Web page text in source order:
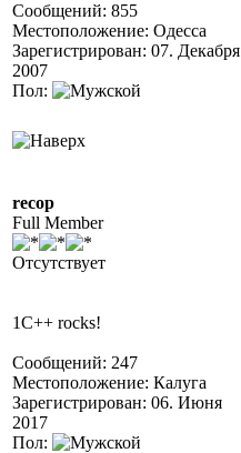
Сообщений: 855
Местоположение: Одесса
Зарегистрирован: 07. Декабря
2007
Пол:
recop
Full Member
Отсутствует
1C++ rocks!
Сообщений: 247
Местоположение: Калуга
Зарегистрирован: 06. Июня
2017
Пол: